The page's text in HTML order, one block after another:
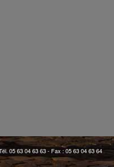
05 63 04 63 63 - Fax : 05 63 04 63 64